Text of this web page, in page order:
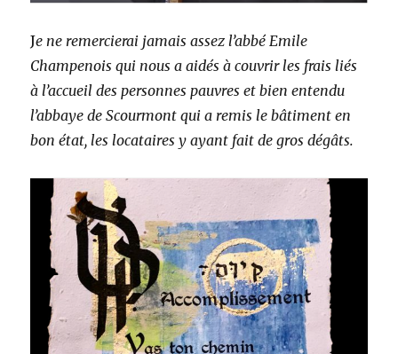
Je ne remercierai jamais assez l’abbé Emile
Champenois qui nous a aidés à couvrir les frais liés
à l’accueil des personnes pauvres et bien entendu
l’abbaye de Scourmont qui a remis le bâtiment en
bon état, les locataires y ayant fait de gros dégâts.